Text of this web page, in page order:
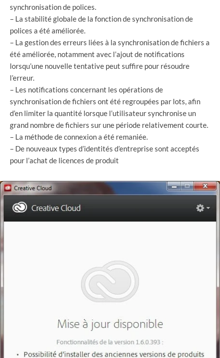
synchronisation de polices.
– La stabilité globale de la fonction de synchronisation de
polices a été améliorée.
– La gestion des erreurs liées à la synchronisation de fichiers a
été améliorée, notamment avec l’ajout de notifications
lorsqu’une nouvelle tentative peut suffire pour résoudre
l’erreur.
– Les notifications concernant les opérations de
synchronisation de fichiers ont été regroupées par lots, afin
d’en limiter la quantité lorsque l’utilisateur synchronise un
grand nombre de fichiers sur une période relativement courte.
– La méthode de connexion a été remaniée.
– De nouveaux types d’identités d’entreprise sont acceptés
pour l’achat de licences de produit